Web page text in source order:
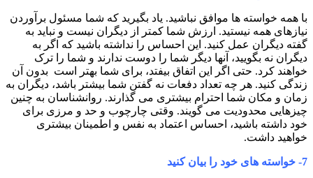
با همه خواسته ها موافق نباشید. یاد بگیرید که شما مسئول برآوردن
نیازهای همه نیستید. ارزش شما کمتر از دیگران نیست و نباید به
گفته دیگران عمل کنید. این احساس را نداشته باشید که اگر به
دیگران نه بگویید، آنها دیگر شما را دوست ندارند و شما را ترک
خواهند کرد. حتی اگر این اتفاق بیفتد، برای شما بهتر است بدون آن
زندگی کنید. هر چه تعداد دفعات نه گفتن شما بیشتر باشد، دیگران به
زمان و مکان شما احترام بیشتری می گذارند. روانشناسان به چنین
چیزهایی محدودیت می گویند. وقتی چارچوب و حد و مرزی برای
خود داشته باشید، احساس اعتماد به نفس و اطمینان بیشتری
خواهید داشت.
7- خواسته های خود را بیان کنید